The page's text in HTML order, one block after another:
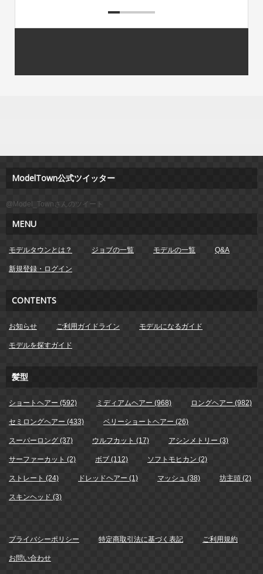
ModelTown公式ツイッター
@Model_Townさんのツイート
MENU
モデルタウンとは？ ジョブの一覧 モデルの一覧 Q&A
新規登録・ログイン
CONTENTS
お知らせ ご利用ガイドライン モデルになるガイド
モデルを探すガイド
髪型
ショートヘアー (592) ミディアムヘアー (968) ロングヘアー (982)
セミロングヘアー (433) ベリーショートヘアー (26)
スーパーロング (37) ウルフカット (17) アシンメトリー (3)
サーファーカット (2) ボブ (112) ソフトモヒカン (2)
ストレート (24) ドレッドヘアー (1) マッシュ (38) 坊主頭 (2)
スキンヘッド (3)
プライバシーポリシー 特定商取引法に基づく表記 ご利用規約
お問い合わせ